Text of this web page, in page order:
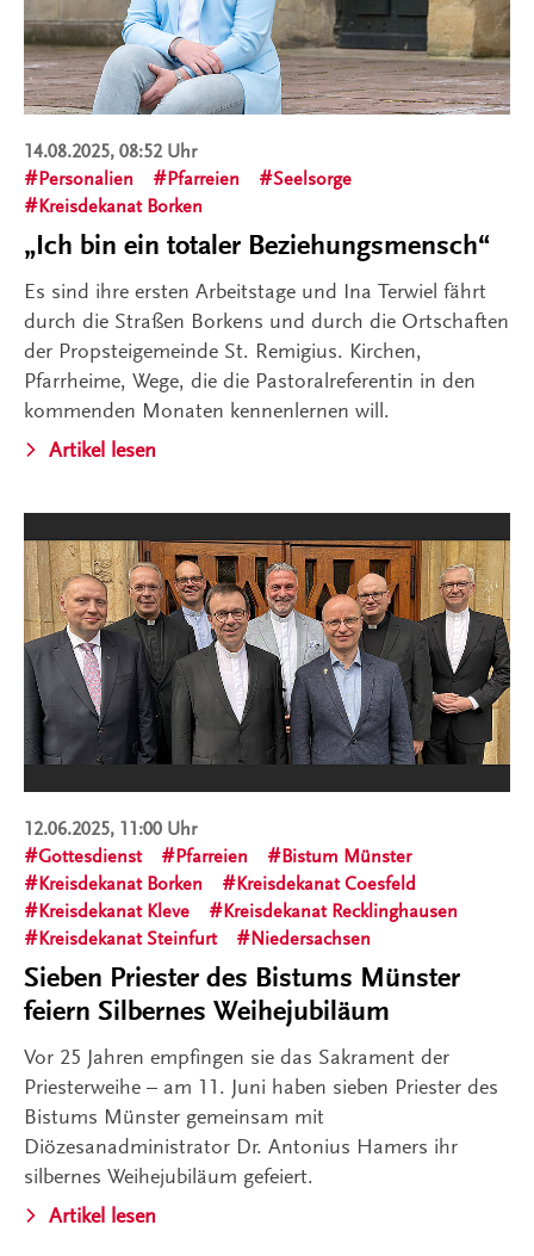
14.08.2025, 08:52 Uhr
Personalien
Pfarreien
Seelsorge
Kreisdekanat Borken
„Ich bin ein totaler Beziehungsmensch“
Es sind ihre ersten Arbeitstage und Ina Terwiel fährt
durch die Straßen Borkens und durch die Ortschaften
der Propsteigemeinde St. Remigius. Kirchen,
Pfarrheime, Wege, die die Pastoralreferentin in den
kommenden Monaten kennenlernen will.
Artikel lesen
12.06.2025, 11:00 Uhr
Gottesdienst
Pfarreien
Bistum Münster
Kreisdekanat Borken
Kreisdekanat Coesfeld
Kreisdekanat Kleve
Kreisdekanat Recklinghausen
Kreisdekanat Steinfurt
Niedersachsen
Sieben Priester des Bistums Münster
feiern Silbernes Weihejubiläum
Vor 25 Jahren empfingen sie das Sakrament der
Priesterweihe – am 11. Juni haben sieben Priester des
Bistums Münster gemeinsam mit
Diözesanadministrator Dr. Antonius Hamers ihr
silbernes Weihejubiläum gefeiert.
Artikel lesen